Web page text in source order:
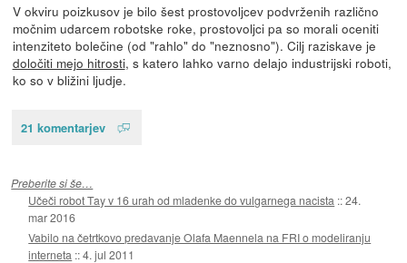
V okviru poizkusov je bilo šest prostovoljcev podvrženih različno
močnim udarcem robotske roke, prostovoljci pa so morali oceniti
intenziteto bolečine (od "rahlo" do "neznosno"). Cilj raziskave je
določiti mejo hitrosti, s katero lahko varno delajo industrijski roboti,
ko so v bližini ljudje.
21 komentarjev
Preberite si še…
Učeči robot Tay v 16 urah od mladenke do vulgarnega nacista ::24.
mar 2016
Vabilo na četrtkovo predavanje Olafa Maennela na FRI o modeliranju
interneta ::4. jul 2011